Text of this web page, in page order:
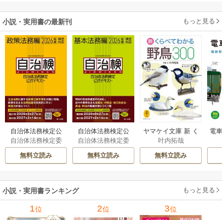
小説・実用書の最新刊 もっと見る
自治体法務検定公
式テキスト 政策
法務編 ２０２６
年度検定対応 1巻
自治体法務検定委
員会
無料立読み
自治体法務検定公
式テキスト 基本
法務編 ２０２６
年度検定対応 1巻
自治体法務検定委
員会
無料立読み
ヤマケイ文庫 新 く
らべてわかる野鳥3
00 1巻
叶内拓哉
無料立読み
電
小説・実用書ランキング もっと見る
1位 2位 3位